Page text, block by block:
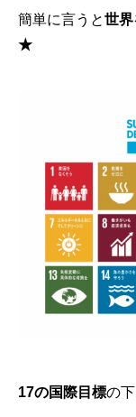
簡単に言うと世
★
17の国際目標の